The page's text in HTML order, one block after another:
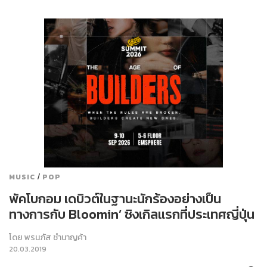
MUSIC / POP
พัคโบกอม เดบิวต์ในฐานะนักร้องอย่างเป็น
ทางการกับ Bloomin’ ซิงเกิลแรกที่ประเทศญี่ปุ่น
โดยพรนภัส ชำนาญค้า
20.03.2019